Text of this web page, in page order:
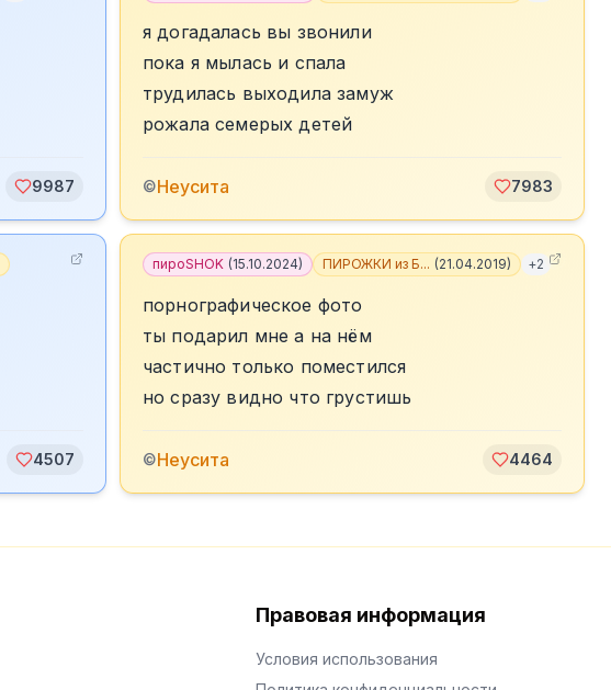
9987
я догадалась вы звонили
пока я мылась и спала
трудилась выходила замуж
рожала семерых детей
©Неусита 7983
4507
пироSHOK (15.10.2024) ПИРОЖКИ из Б... (21.04.2019) +2
порнографическое фото
ты подарил мне а на нём
частично только поместился
но сразу видно что грустишь
©Неусита 4464
Правовая информация
Условия использования